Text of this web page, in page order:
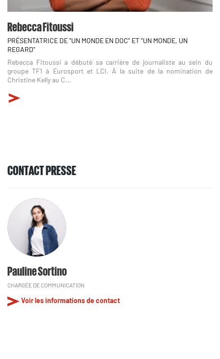
Rebecca Fitoussi
PRÉSENTATRICE DE "UN MONDE EN DOC" ET "UN MONDE, UN
REGARD"
Rebecca Fitoussi a débuté sa carrière de journaliste au sein du
groupe TF1 à Eurosport et LCI. À la suite de la nomination de
Christine Kelly au C...
CONTACT PRESSE
Pauline Sortino
CHARGÉE DE COMMUNICATION
Voir les informations de contact